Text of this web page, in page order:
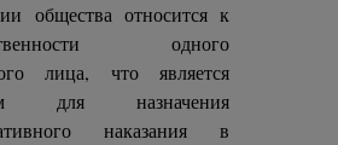
общества относится к
одного
лица, что является
для назначения
наказания в